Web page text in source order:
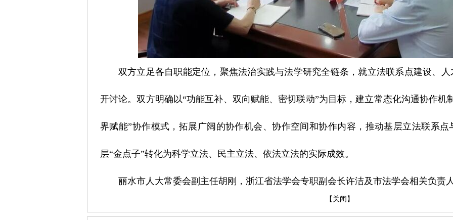
双方立足各自职能定位，聚焦法治实践与法学研究全链条，就立法联系点建设、
开讨论。双方明确以“功能互补、双向赋能、密切联动”为目标，建立常态化沟通协作机
界赋能”协作模式，拓展广阔的协作机会、协作空间和协作内容，推动基层立法联系
层“金点子”转化为科学立法、民主立法、依法立法的实际成效。
丽水市人大常委会副主任胡刚，浙江省法学会专职副会长许洁及市法学会相关负责
【关闭】